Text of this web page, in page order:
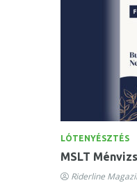
LÓTENYÉSZTÉS
MSLT
Riderline